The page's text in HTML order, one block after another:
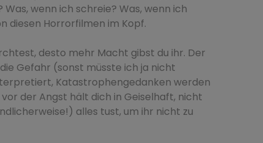
wenn ich schreie? Was, wenn ich
diesen Horrorfilmen im Kopf.
desto mehr Macht gibst du ihr. Der
Gefahr (sonst müsste ich ja nicht
Katastrophengedanken werden
der Angst hält dich in Geiselhaft, nicht
alles tust, um ihr nicht zu